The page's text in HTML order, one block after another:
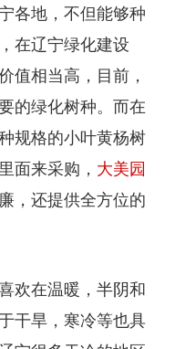
各地，不但能够种
在辽宁绿化建设
值相当高，目前，
的绿化树种。而在
规格的小叶黄杨树
面来采购， 大美园
，还提供全方位的
欢在温暖，半阴和
干旱，寒冷等也具